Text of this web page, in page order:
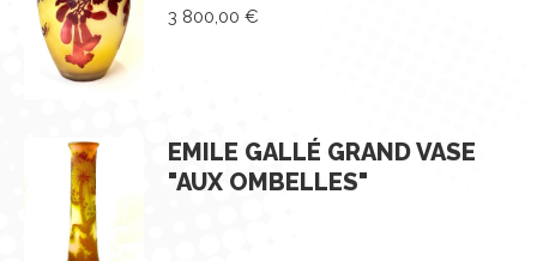
3 800,00 €
EMILE GALLÉ GRAND VASE
"AUX OMBELLES"